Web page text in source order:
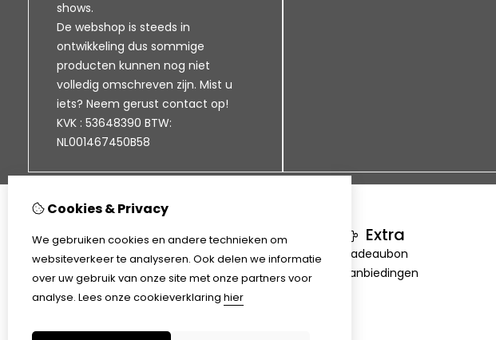
shows.
De webshop is steeds in
ontwikkeling dus sommige
producten kunnen nog niet
volledig omschreven zijn. Mist u
iets? Neem gerust contact op!
KVK : 53648390 BTW:
NL001467450B58
Informatie
Klantenservice
Bezorgen en afhalen
Disclaimer
Extra
Cadeaubon
Aanbiedingen
Cookies & Privacy
We gebruiken cookies en andere technieken om
websiteverkeer te analyseren. Ook delen we informatie
over uw gebruik van onze site met onze partners voor
analyse. Lees onze cookieverklaring hier